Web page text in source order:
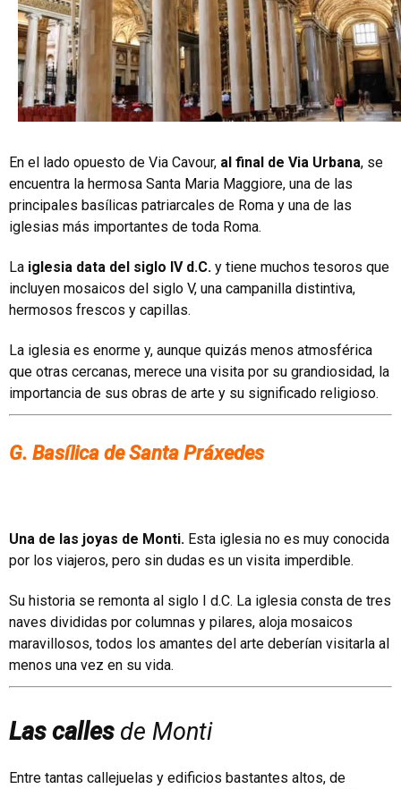
En el lado opuesto de Via Cavour, al final de Via Urbana, se
encuentra la hermosa Santa Maria Maggiore, una de las
principales basílicas patriarcales de Roma y una de las
iglesias más importantes de toda Roma.
La iglesia data del siglo IV d.C. y tiene muchos tesoros que
incluyen mosaicos del siglo V, una campanilla distintiva,
hermosos frescos y capillas.
La iglesia es enorme y, aunque quizás menos atmosférica
que otras cercanas, merece una visita por su grandiosidad, la
importancia de sus obras de arte y su significado religioso.
G. Basílica de Santa Práxedes
Una de las joyas de Monti. Esta iglesia no es muy conocida
por los viajeros, pero sin dudas es un visita imperdible.
Su historia se remonta al siglo I d.C. La iglesia consta de tres
naves divididas por columnas y pilares, aloja mosaicos
maravillosos, todos los amantes del arte deberían visitarla al
menos una vez en su vida.
Las callesde Monti
Entre tantas callejuelas y edificios bastantes altos, de